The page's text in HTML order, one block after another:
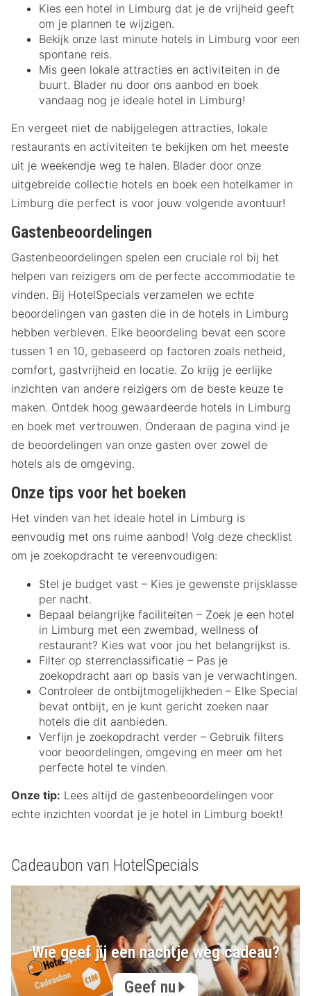
Kies een hotel in Limburg dat je de vrijheid geeft
om je plannen te wijzigen.
Bekijk onze last minute hotels in Limburg voor een
spontane reis.
Mis geen lokale attracties en activiteiten in de
buurt. Blader nu door ons aanbod en boek
vandaag nog je ideale hotel in Limburg!
En vergeet niet de nabijgelegen attracties, lokale
restaurants en activiteiten te bekijken om het meeste
uit je weekendje weg te halen. Blader door onze
uitgebreide collectie hotels en boek een hotelkamer in
Limburg die perfect is voor jouw volgende avontuur!
Gastenbeoordelingen
Gastenbeoordelingen spelen een cruciale rol bij het
helpen van reizigers om de perfecte accommodatie te
vinden. Bij HotelSpecials verzamelen we echte
beoordelingen van gasten die in de hotels in Limburg
hebben verbleven. Elke beoordeling bevat een score
tussen 1 en 10, gebaseerd op factoren zoals netheid,
comfort, gastvrijheid en locatie. Zo krijg je eerlijke
inzichten van andere reizigers om de beste keuze te
maken. Ontdek hoog gewaardeerde hotels in Limburg
en boek met vertrouwen. Onderaan de pagina vind je
de beoordelingen van onze gasten over zowel de
hotels als de omgeving.
Onze tips voor het boeken
Het vinden van het ideale hotel in Limburg is
eenvoudig met ons ruime aanbod! Volg deze checklist
om je zoekopdracht te vereenvoudigen:
Stel je budget vast – Kies je gewenste prijsklasse
per nacht.
Bepaal belangrijke faciliteiten – Zoek je een hotel
in Limburg met een zwembad, wellness of
restaurant? Kies wat voor jou het belangrijkst is.
Filter op sterrenclassificatie – Pas je
zoekopdracht aan op basis van je verwachtingen.
Controleer de ontbijtmogelijkheden – Elke Special
bevat ontbijt, en je kunt gericht zoeken naar
hotels die dit aanbieden.
Verfijn je zoekopdracht verder – Gebruik filters
voor beoordelingen, omgeving en meer om het
perfecte hotel te vinden.
Onze tip: Lees altijd de gastenbeoordelingen voor
echte inzichten voordat je je hotel in Limburg boekt!
Cadeaubon van HotelSpecials
Wie geef jij een nachtje weg cadeau?
Geef nu